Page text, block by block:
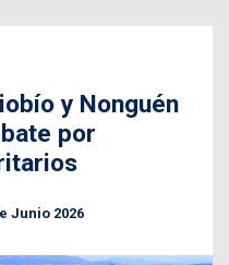
y Nonguén
por
Junio 2026